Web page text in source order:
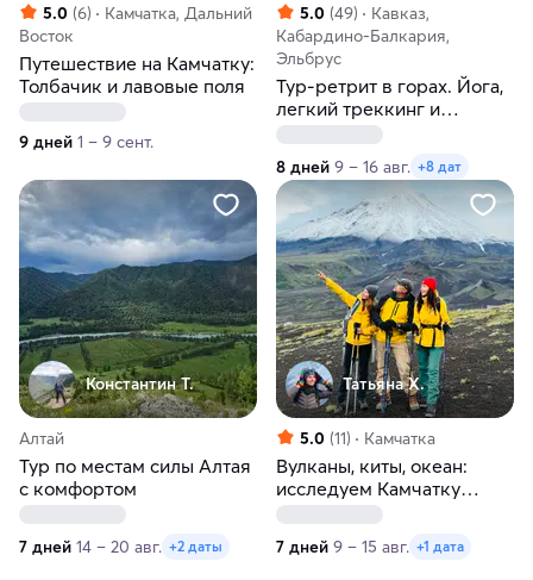
5.0 (6)
Камчатка, Дальний
Восток
Путешествие на Камчатку:
Толбачик и лавовые поля
9 дней 1 – 9 сент.
5.0 (49)
Кавказ,
Кабардино-Балкария,
Эльбрус
Тур-ретрит в горах. Йога,
легкий треккинг и
8 дней 9 – 16 авг. +8 дат
Константин Т.
Алтай
Тур по местам силы Алтая
с комфортом
7 дней 14 – 20 авг. +2 даты
Татьяна Х.
5.0 (11) Камчатка
Вулканы, киты, океан:
исследуем Камчатку
7 дней 9 – 15 авг. +1 дата